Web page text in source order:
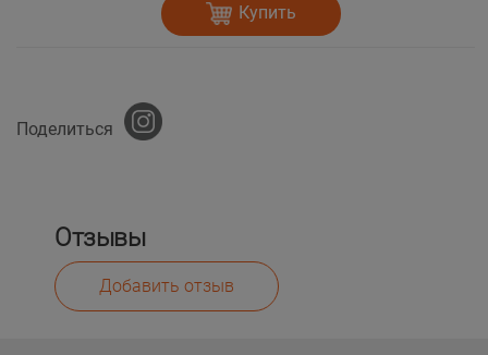
Купить
Поделиться
Отзывы
Добавить отзыв